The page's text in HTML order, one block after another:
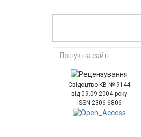
Свідоцтво КВ № 9144
від 09.09.2004 року
ISSN 2306-6806